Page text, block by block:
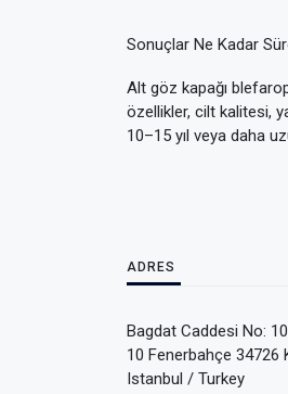
Sonuçlar Ne Kadar
Alt göz kapağı
özellikler, cilt kalitesi,
10–15 yıl veya daha
ADRES
Bagdat Caddesi No:
10 Fenerbahçe 34726
Istanbul / Turkey